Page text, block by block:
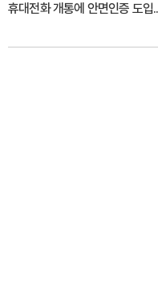
휴대전화 개통에 안면인증 도